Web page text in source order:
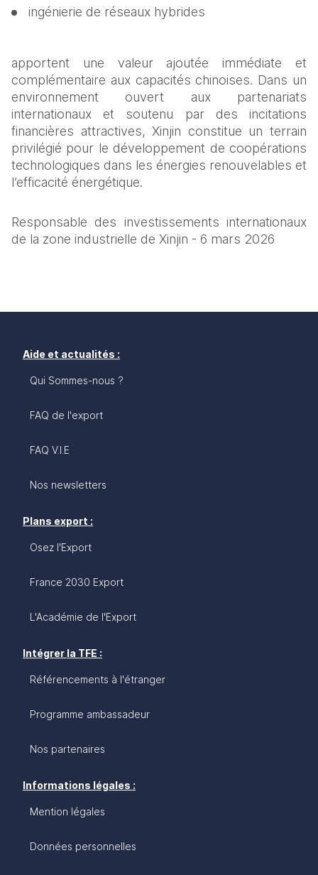
ingénierie de réseaux hybrides
apportent une valeur ajoutée immédiate et
complémentaire aux capacités chinoises. Dans un
environnement ouvert aux partenariats
internationaux et soutenu par des incitations
financières attractives, Xinjin constitue un terrain
privilégié pour le développement de coopérations
technologiques dans les énergies renouvelables et
l’efficacité énergétique.
Responsable des investissements internationaux
de la zone industrielle de Xinjin - 6 mars 2026
Aide et actualités :
Qui Sommes-nous ?
FAQ de l'export
FAQ V.I.E
Nos newsletters
Plans export :
Osez l'Export
France 2030 Export
L'Académie de l'Export
Intégrer la TFE :
Référencements à l'étranger
Programme ambassadeur
Nos partenaires
Informations légales :
Mention légales
Données personnelles